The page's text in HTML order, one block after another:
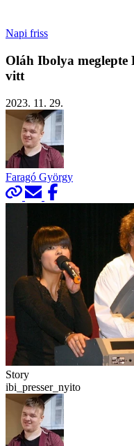
Napi friss
Oláh Ibolya meglepte
vitt
2023. 11. 29.
Faragó György
Story
ibi_presser_nyito